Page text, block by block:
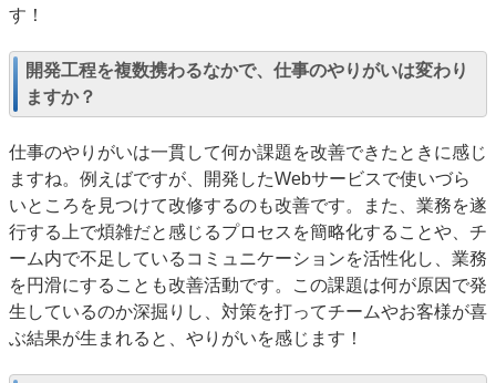
す！
開発工程を複数携わるなかで、仕事のやりがいは変わり
ますか？
仕事のやりがいは一貫して何か課題を改善できたときに感じ
ますね。例えばですが、開発したWebサービスで使いづら
いところを見つけて改修するのも改善です。また、業務を遂
行する上で煩雑だと感じるプロセスを簡略化することや、チ
ーム内で不足しているコミュニケーションを活性化し、業務
を円滑にすることも改善活動です。この課題は何が原因で発
生しているのか深掘りし、対策を打ってチームやお客様が喜
ぶ結果が生まれると、やりがいを感じます！